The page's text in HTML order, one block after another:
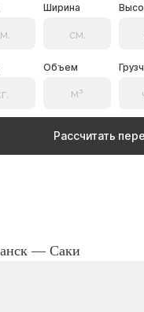
Ширина
Объем
Рассчитать
— Саки